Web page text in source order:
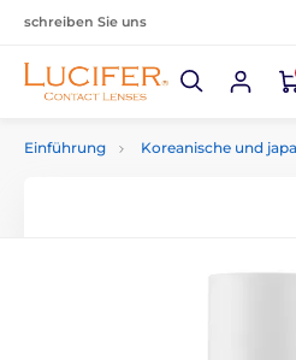
schreiben Sie uns
Einführung Koreanische und